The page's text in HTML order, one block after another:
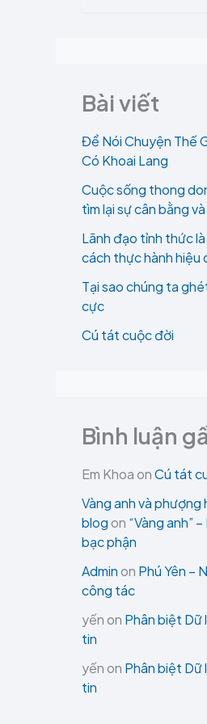
Bài viết
Để Nói Chuyện Thế
Có Khoai Lang
Cuộc sống thong
tìm lại sự cân bằng
Lãnh đạo tỉnh thức
cách thực hành hiệu
Tại sao chúng ta
cực
Cú tát cuộc đời
Bình luận
Em KhoaonCú tát
Vàng anh và phượng
blogon “Vàng anh”
bạc phận
Adminon Phú Yên –
công tác
yếnon Phân biệt Dữ
tin
yếnon Phân biệt Dữ
tin